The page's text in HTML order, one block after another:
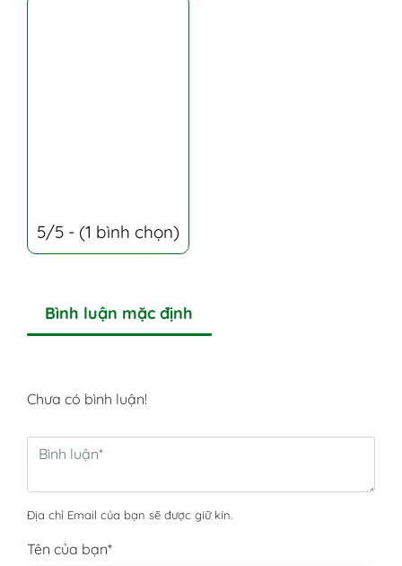
5/5 - (1 bình chọn)
Bình luận mặc định
Chưa có bình luận!
Địa chỉ Email của bạn sẽ được giữ kín.
Tên của bạn*